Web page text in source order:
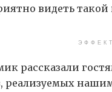
видеть
рассказали
реализуемых